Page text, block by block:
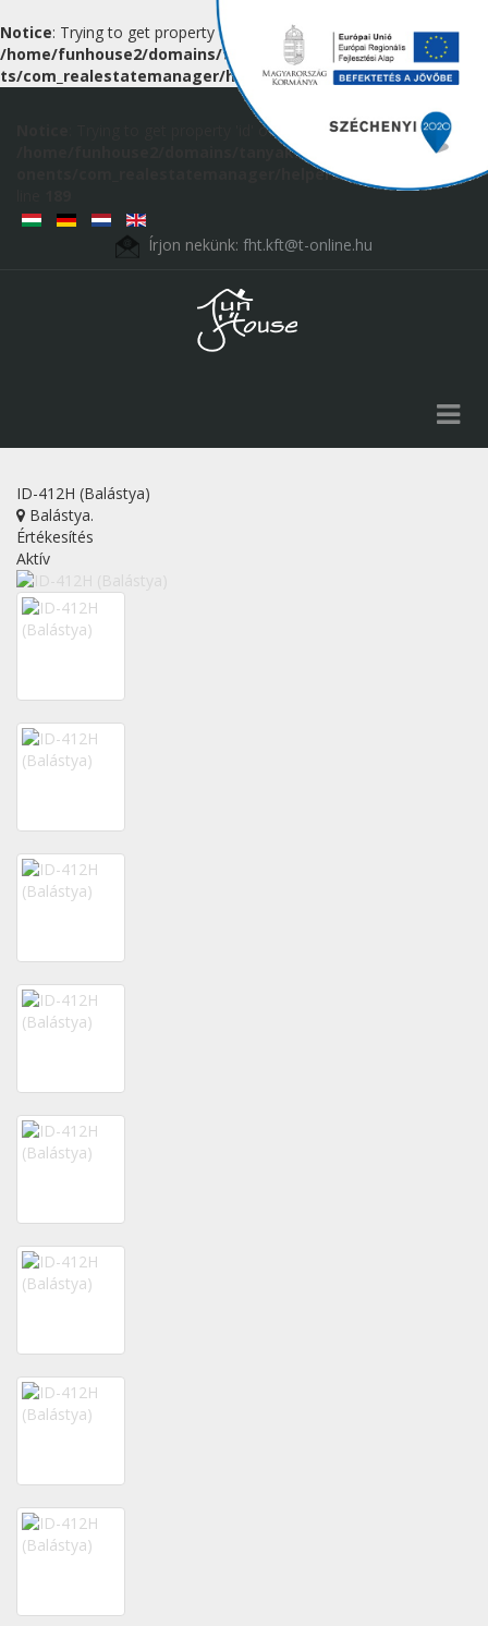
Notice: Trying to get property 'id' of non-object in
/home/funhouse2/domains/tanyak.hu/public_html/componen
ts/com_realestatemanager/helpers/route.phpon line189
: Trying to get property 'id' of non-object in
/home/funhouse2/domains/tanyak.hu/public_html/comp
onents/com_realestatemanager/helpers/route.php
Írjon nekünk: fht.kft@t-online.hu
ID-412H (Balástya)
Balástya.
Értékesítés
Aktív